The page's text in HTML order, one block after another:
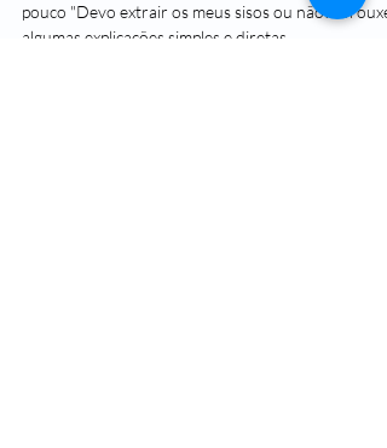
pouco "Devo extrair os meus sisos ou não?". Trouxe
algumas explicações simples e diretas...